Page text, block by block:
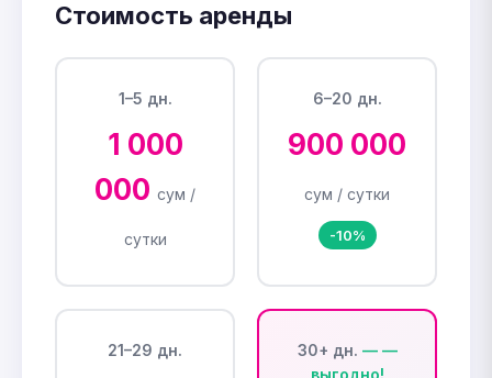
Стоимость аренды
1–5 дн.
1 000
000 сум /
сутки
6–20 дн.
900 000
сум / сутки
-10%
21–29 дн. 30+ дн.